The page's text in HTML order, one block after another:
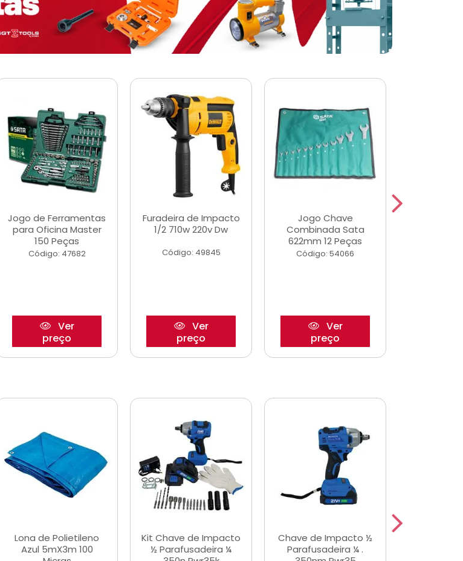
Jogo de Ferramentas
para Oficina Master
150 Peças
Código: 47682
Ver
preço
Furadeira de Impacto
1/2 710w 220v Dw
Código: 49845
Ver
preço
Jogo Chave
Combinada Sata
622mm 12 Peças
Código: 54066
Ver
preço
Lona de Polietileno
Azul 5mX3m 100
Kit Chave de Impacto
½ Parafusadeira ¼
Chave de Impacto ½
Parafusadeira ¼ .